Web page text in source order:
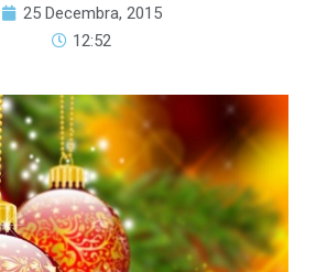
25 Decembra, 2015
12:52